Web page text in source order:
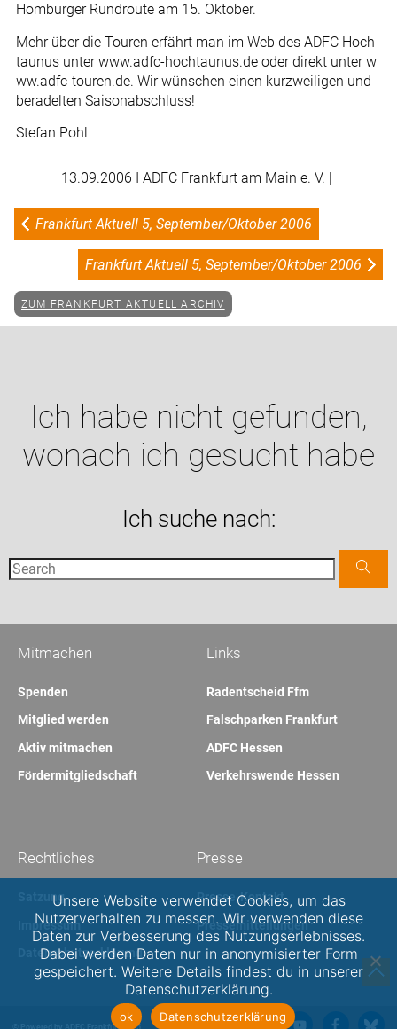
Homburger Rundroute am 15. Oktober.
Mehr über die Touren erfährt man im Web des ADFC Hoch
taunus unter www.adfc-hochtaunus.de oder direkt unter w
ww.adfc-touren.de. Wir wünschen einen kurzweiligen und
beradelten Saisonabschluss!
Stefan Pohl
13.09.2006 I ADFC Frankfurt am Main e. V. |
Frankfurt Aktuell 5, September/Oktober 2006
Frankfurt Aktuell 5, September/Oktober 2006
ZUM FRANKFURT AKTUELL ARCHIV
Ich habe nicht gefunden,
wonach ich gesucht habe
Ich suche nach:
Links
Radentscheid Ffm
Falschparken Frankfurt
ADFC Hessen
Verkehrswende Hessen
Mitmachen
Spenden
Mitglied werden
Aktiv mitmachen
Fördermitgliedschaft
Presse
Presse-Kontakt
Pressemitteilungen
Rechtliches
Satzung
Impressum
Datenschutzerklärung
© Powered by ADFC Frankfurt 2025
Unsere Website verwendet Cookies, um das
Nutzerverhalten zu messen. Wir verwenden diese
Daten zur Verbesserung des Nutzungserlebnisses.
Dabei werden Daten nur in anonymisierter Form
gespeichert. Weitere Details findest du in unserer
Datenschutzerklärung.
ok Datenschutzerklärung